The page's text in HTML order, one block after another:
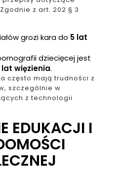
z art. 202 § 3
grozi kara do 5 lat
dziecięcej jest
lat więzienia.
często mają trudności z
szczególnie w
z technologii
EDUKACJI I